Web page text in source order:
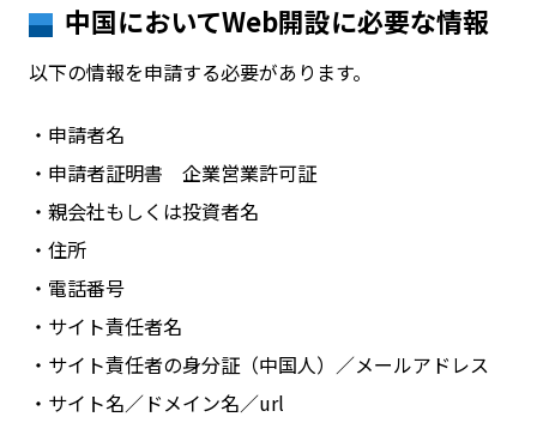
中国においてWeb開設に必要な情報
以下の情報を申請する必要があります。
・申請者名
・申請者証明書 企業営業許可証
・親会社もしくは投資者名
・住所
・電話番号
・サイト責任者名
・サイト責任者の身分証（中国人）／メールアドレス
・サイト名／ドメイン名／url